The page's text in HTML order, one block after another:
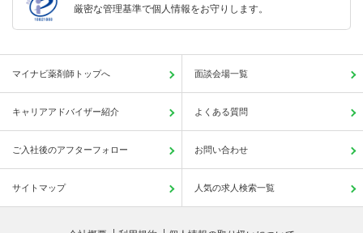
厳密な管理基準で個人情報をお守りします。
マイナビ薬剤師トップへ 面談会場一覧
キャリアアドバイザー紹介 よくある質問
ご入社後のアフターフォロー お問い合わせ
サイトマップ 人気の求人検索一覧